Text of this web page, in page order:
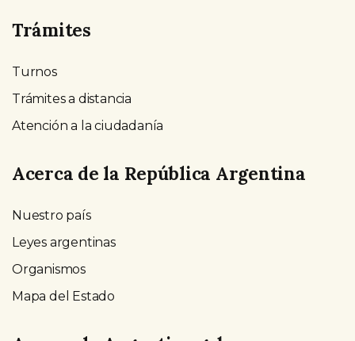
Trámites
Turnos
Trámites a distancia
Atención a la ciudadanía
Acerca de la República Argentina
Nuestro país
Leyes argentinas
Organismos
Mapa del Estado